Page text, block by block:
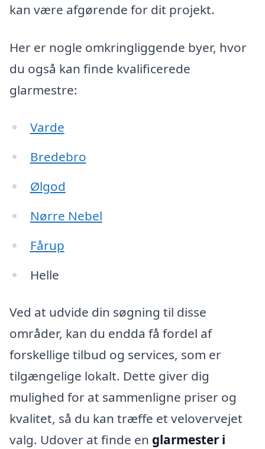
kan være afgørende for dit projekt.
Her er nogle omkringliggende byer, hvor
du også kan finde kvalificerede
glarmestre:
Varde
Bredebro
Ølgod
Nørre Nebel
Fårup
Helle
Ved at udvide din søgning til disse
områder, kan du endda få fordel af
forskellige tilbud og services, som er
tilgængelige lokalt. Dette giver dig
mulighed for at sammenligne priser og
kvalitet, så du kan træffe et velovervejet
valg. Udover at finde en glarmester i